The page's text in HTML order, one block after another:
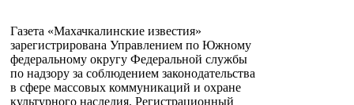
Газета «Махачкалинские известия»
зарегистрирована Управлением по Южному
федеральному округу Федеральной службы
по надзору за соблюдением законодательства
в сфере массовых коммуникаций и охране
культурного наследия. Регистрационный